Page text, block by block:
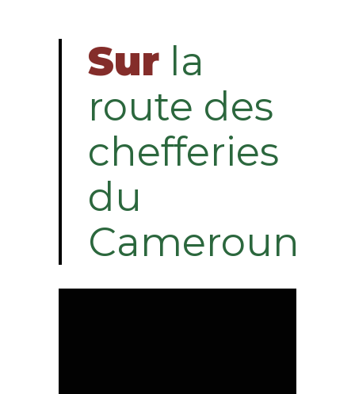
Sur la
route des
chefferies
du
Cameroun